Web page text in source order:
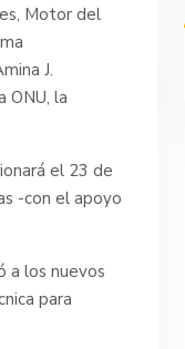
Motor del
J.
ONU, la
el 23 de
-con el apoyo
a los nuevos
para